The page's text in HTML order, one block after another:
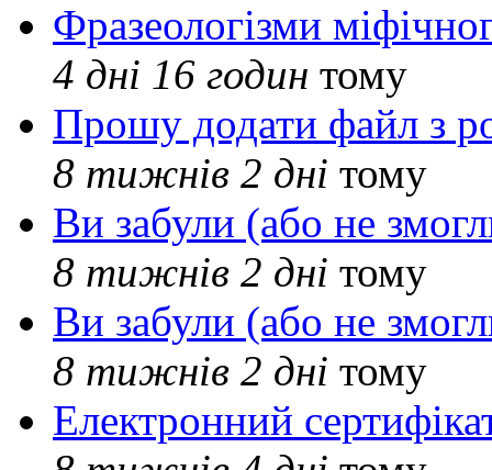
Фразеологізми
4 дні 16 годин тому
Прошу додати файл з
8 тижнів 2 дні тому
Ви забули (або не
8 тижнів 2 дні тому
Ви забули (або не
8 тижнів 2 дні тому
Електронний